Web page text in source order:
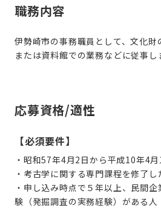
職務内容
伊勢崎市の事務職員として、文化財
または資料館での業務などに従事し
応募資格/適性
【必須要件】
・昭和57年4月2日から平成10年4
・考古学に関する専門課程を修了し
・申し込み時点で５年以上、民間
験（発掘調査の実務経験）がある人